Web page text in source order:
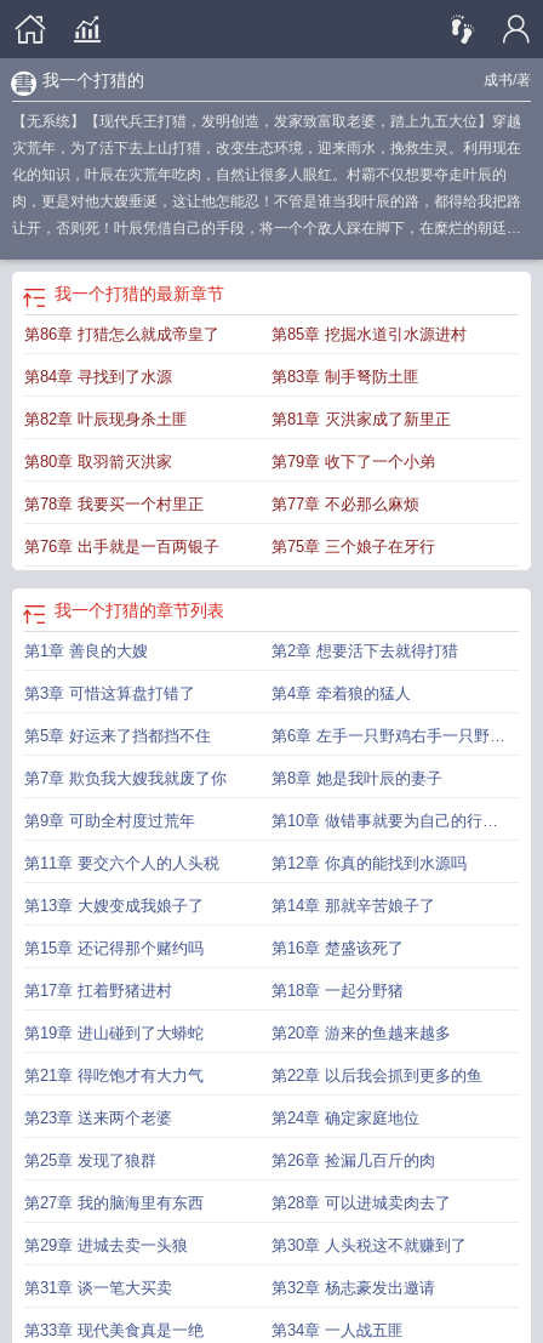
成书/著
我一个打猎的
【无系统】【现代兵王打猎，发明创造，发家致富取老婆，踏上九五大位】穿越
灾荒年，为了活下去上山打猎，改变生态环境，迎来雨水，挽救生灵。利用现在
化的知识，叶辰在灾荒年吃肉，自然让很多人眼红。村霸不仅想要夺走叶辰的
肉，更是对他大嫂垂涎，这让他怎能忍！不管是谁当我叶辰的路，都得给我把路
让开，否则死！叶辰凭借自己的手段，将一个个敌人踩在脚下，在糜烂的朝廷买
败。既然如今的朝廷已经烂透，那就换一个朝廷吧！他决定十年一剑斩皇朝。
了6只没头的
打猎8只半个的怎么就成皇帝了 一个人打猎啊打猎打到了一只很出名的猪
我一个打猎的最新章节
第86章 打猎怎么就成帝皇了 第85章 挖掘水道引水源进村
第84章 寻找到了水源 第83章 制手弩防土匪
第82章 叶辰现身杀土匪 第81章 灭洪家成了新里正
第80章 取羽箭灭洪家 第79章 收下了一个小弟
第78章 我要买一个村里正 第77章 不必那么麻烦
第76章 出手就是一百两银子 第75章 三个娘子在牙行
我一个打猎的章节列表
第1章 善良的大嫂 第2章 想要活下去就得打猎
第3章 可惜这算盘打错了 第4章 牵着狼的猛人
第5章 好运来了挡都挡不住 第6章 左手一只野鸡右手一只野兔
子
第7章 欺负我大嫂我就废了你 第8章 她是我叶辰的妻子
第9章 可助全村度过荒年 第10章 做错事就要为自己的行为
负责
第11章 要交六个人的人头税 第12章 你真的能找到水源吗
第13章 大嫂变成我娘子了 第14章 那就辛苦娘子了
第15章 还记得那个赌约吗 第16章 楚盛该死了
第17章 扛着野猪进村 第18章 一起分野猪
第19章 进山碰到了大蟒蛇 第20章 游来的鱼越来越多
第21章 得吃饱才有大力气 第22章 以后我会抓到更多的鱼
第23章 送来两个老婆 第24章 确定家庭地位
第25章 发现了狼群 第26章 捡漏几百斤的肉
第27章 我的脑海里有东西 第28章 可以进城卖肉去了
第29章 进城去卖一头狼 第30章 人头税这不就赚到了
第31章 谈一笔大买卖 第32章 杨志豪发出邀请
第33章 现代美食真是一绝 第34章 一人战五匪